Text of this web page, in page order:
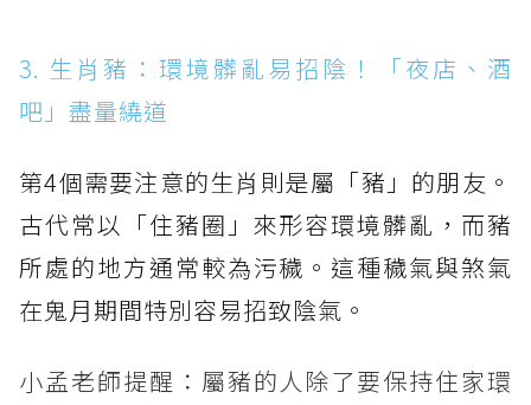
3. 生肖豬：環境髒亂易招陰！「夜店、酒
吧」盡量繞道
第4個需要注意的生肖則是屬「豬」的朋友。
古代常以「住豬圈」來形容環境髒亂，而豬
所處的地方通常較為污穢。這種穢氣與煞氣
在鬼月期間特別容易招致陰氣。
小孟老師提醒：屬豬的人除了要保持住家環